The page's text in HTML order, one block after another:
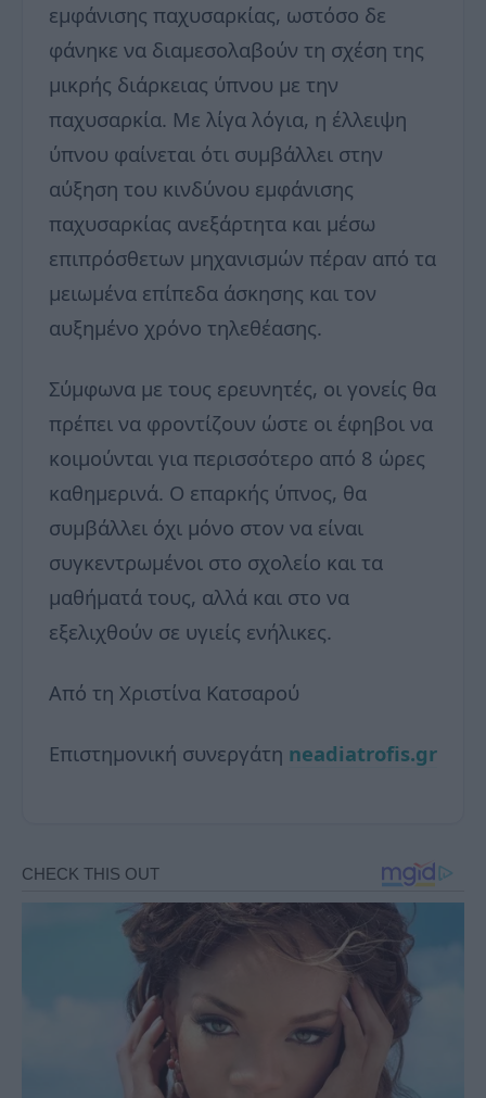
εμφάνισης παχυσαρκίας, ωστόσο δε
φάνηκε να διαμεσολαβούν τη σχέση της
μικρής διάρκειας ύπνου με την
παχυσαρκία. Με λίγα λόγια, η έλλειψη
ύπνου φαίνεται ότι συμβάλλει στην
αύξηση του κινδύνου εμφάνισης
παχυσαρκίας ανεξάρτητα και μέσω
επιπρόσθετων μηχανισμών πέραν από τα
μειωμένα επίπεδα άσκησης και τον
αυξημένο χρόνο τηλεθέασης.
Σύμφωνα με τους ερευνητές, οι γονείς θα
πρέπει να φροντίζουν ώστε οι έφηβοι να
κοιμούνται για περισσότερο από 8 ώρες
καθημερινά. Ο επαρκής ύπνος, θα
συμβάλλει όχι μόνο στον να είναι
συγκεντρωμένοι στο σχολείο και τα
μαθήματά τους, αλλά και στο να
εξελιχθούν σε υγιείς ενήλικες.
Από τη Χριστίνα Κατσαρού
Επιστημονική συνεργάτη neadiatrofis.gr